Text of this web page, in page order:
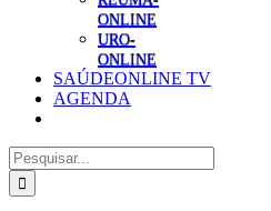
ONLINE
URO-
ONLINE
SAÚDEONLINE TV
AGENDA
Pesquisar